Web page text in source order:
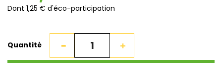
Dont 1,25 € d'éco-participation
Quantité